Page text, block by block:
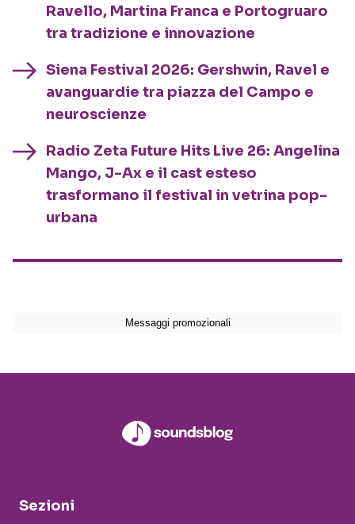
Ravello, Martina Franca e Portogruaro
tra tradizione e innovazione
Siena Festival 2026: Gershwin, Ravel e
avanguardie tra piazza del Campo e
neuroscienze
Radio Zeta Future Hits Live 26: Angelina
Mango, J-Ax e il cast esteso
trasformano il festival in vetrina pop-
urbana
Sezioni